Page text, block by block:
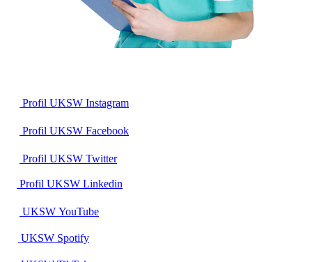
Profil UKSW Instagram
Profil UKSW Facebook
Profil UKSW Twitter
Profil UKSW Linkedin
UKSW YouTube
UKSW Spotify